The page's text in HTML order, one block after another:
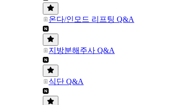
온다/인모드 리프팅 Q&A
지방분해주사 Q&A
식단 Q&A